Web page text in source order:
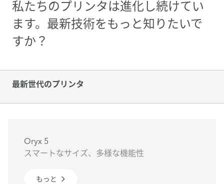
私たちのプリンタは進化し続けてい
ます。最新技術をもっと知りたいで
すか？
最新世代のプリンタ
Oryx 5
スマートなサイズ、多様な機能性
もっと